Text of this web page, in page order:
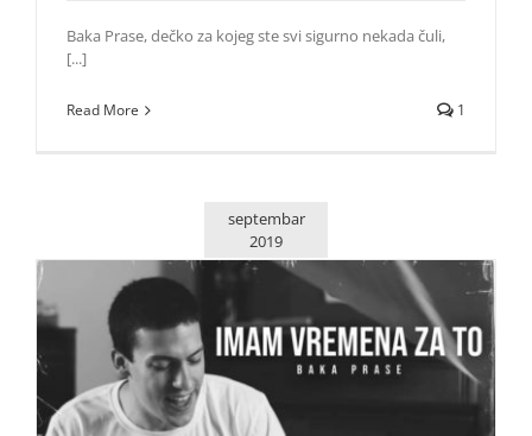
Baka Prase, dečko za kojeg ste svi sigurno nekada čuli,
[...]
Read More 1
septembar
2019
Baka Prase posvetio novu pesmu Sari Jo!
Zvezde